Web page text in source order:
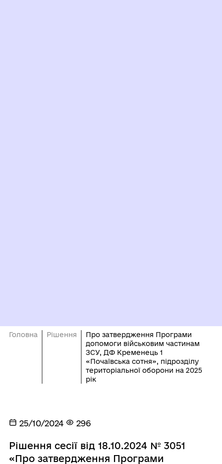
Головна Рішення
Про затвердження Програми
допомоги військовим частинам
ЗСУ, ДФ Кременець 1
«Почаївська сотня», підрозділу
територіальної оборони на 2025
рік
25/10/2024 296
Рішення сесії від 18.10.2024 № 3051
«Про затвердження Програми